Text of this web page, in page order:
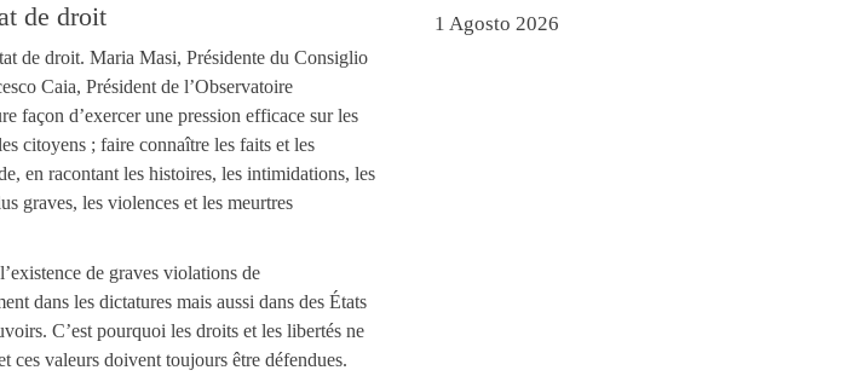
de droit
de droit. Maria Masi, Présidente du Consiglio
Caia, Président de l’Observatoire
façon d’exercer une pression efficace sur les
citoyens ; faire connaître les faits et les
en racontant les histoires, les intimidations, les
graves, les violences et les meurtres
de graves violations de
dans les dictatures mais aussi dans des États
C’est pourquoi les droits et les libertés ne
ces valeurs doivent toujours être défendues.
1 Agosto 2026